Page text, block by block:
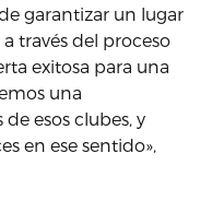
garantizar un lugar
través del proceso
exitosa para una
una
esos clubes, y
en ese sentido»,